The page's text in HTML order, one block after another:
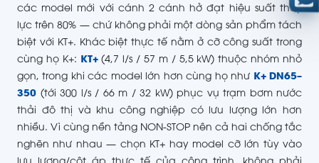
các model mới với cánh 2 cánh hở đạt hiệu suất thủy
lực trên 80% — chứ không phải một dòng sản phẩm tách
biệt với KT+. Khác biệt thực tế nằm ở cỡ công suất trong
cùng họ K+: KT+(4,7 l/s / 57 m / 5,5 kW) thuộc nhóm nhỏ
gọn, trong khi các model lớn hơn cùng họ như K+ DN65–
350 (tới 300 l/s / 66 m / 32 kW) phục vụ trạm bơm nước
thải đô thị và khu công nghiệp có lưu lượng lớn hơn
nhiều. Vì cùng nền tảng NON-STOP nên cả hai chống tắc
nghẽn như nhau — chọn KT+ hay model cỡ lớn tùy vào